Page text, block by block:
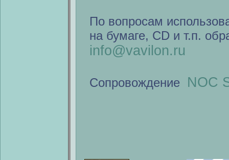
По вопросам
на бумаге, CD и т.п.
info@vavilon.ru
Сопровождение NOC